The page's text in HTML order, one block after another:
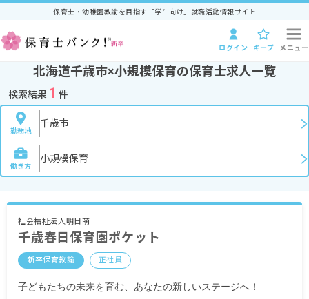
保育士・幼稚園教諭を目指す「学生向け」就職活動情報サイト
ログイン キープ メニュー
北海道千歳市×小規模保育の保育士求人一覧
検索結果 1 件
勤務地
千歳市
働き方
小規模保育
社会福祉法人明日萌
千歳春日保育園ポケット
新卒保育教諭 正社員
子どもたちの未来を育む、あなたの新しいステージへ！